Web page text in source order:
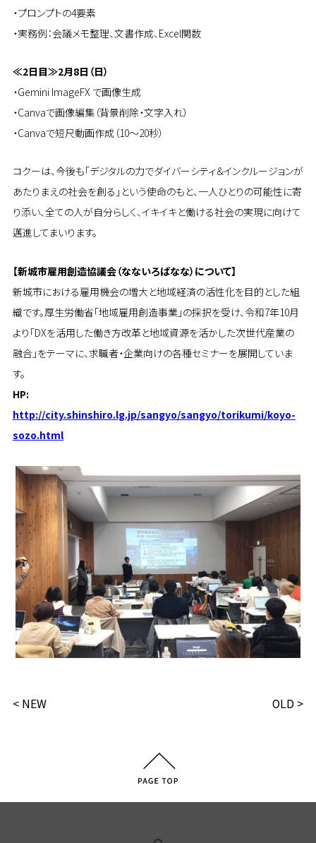
・プロンプトの4要素
・実務例：会議メモ整理、文書作成、Excel関数
≪2日目≫2月8日（日）
・Gemini ImageFX で画像生成
・Canvaで画像編集（背景削除・文字入れ）
・Canvaで短尺動画作成（10〜20秒）
コクーは、今後も「デジタルの力でダイバーシティ＆インクルージョンが
あたりまえの社会を創る」という使命のもと、一人ひとりの可能性に寄
り添い、全ての人が自分らしく、イキイキと働ける社会の実現に向けて
邁進してまいります。
【新城市雇用創造協議会（なないろばなな）について】
新城市における雇用機会の増大と地域経済の活性化を目的とした組
織です。厚生労働省「地域雇用創造事業」の採択を受け、令和7年10月
より「DXを活用した働き方改革と地域資源を活かした次世代産業の
融合」をテーマに、求職者・企業向けの各種セミナーを展開していま
す。
HP:
http://city.shinshiro.lg.jp/sangyo/sangyo/torikumi/koyo-
sozo.html
< NEW OLD >